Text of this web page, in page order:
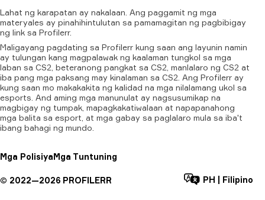
Lahat ng karapatan ay nakalaan. Ang paggamit ng mga
materyales ay pinahihintulutan sa pamamagitan ng pagbibigay
ng link sa Profilerr.
Maligayang pagdating sa Profilerr kung saan ang layunin namin
ay tulungan kang magpalawak ng kaalaman tungkol sa mga
laban sa CS2, beteranong pangkat sa CS2, manlalaro ng CS2 at
iba pang mga paksang may kinalaman sa CS2. Ang Profilerr ay
kung saan mo makakakita ng kalidad na mga nilalamang ukol sa
esports. And aming mga manunulat ay nagsusumikap na
magbigay ng tumpak, mapagkakatiwalaan at napapanahong
mga balita sa esport, at mga gabay sa paglalaro mula sa iba't
ibang bahagi ng mundo.
Mga PolisiyaMga Tuntuning
© 2022—2026 PROFILERR PH Filipino